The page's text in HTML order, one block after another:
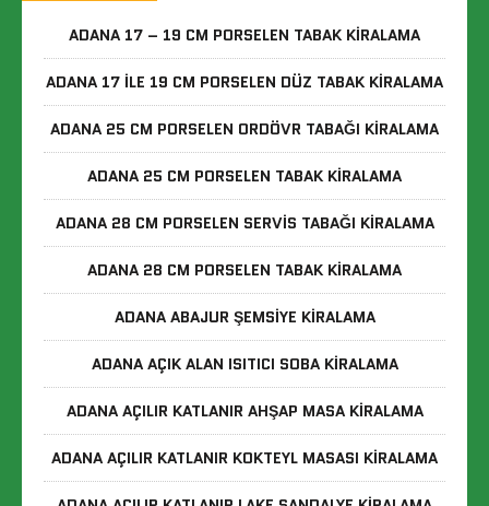
ADANA 17 – 19 CM PORSELEN TABAK KIRALAMA
ADANA 17 ILE 19 CM PORSELEN DÜZ TABAK KIRALAMA
ADANA 25 CM PORSELEN ORDÖVR TABAĞI KIRALAMA
ADANA 25 CM PORSELEN TABAK KIRALAMA
ADANA 28 CM PORSELEN SERVIS TABAĞI KIRALAMA
ADANA 28 CM PORSELEN TABAK KIRALAMA
ADANA ABAJUR ŞEMSIYE KIRALAMA
ADANA AÇIK ALAN ISITICI SOBA KIRALAMA
ADANA AÇILIR KATLANIR AHŞAP MASA KIRALAMA
ADANA AÇILIR KATLANIR KOKTEYL MASASI KIRALAMA